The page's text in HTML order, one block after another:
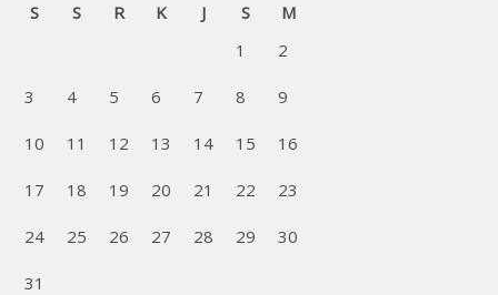
S
S R K J S
M
1
2
3 4 5 6 7 8 9
10 11 12 13 14 15 16
17 18 19 20 21 22 23
24 25 26 27 28 29 30
31